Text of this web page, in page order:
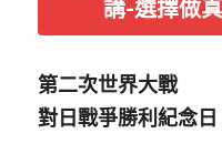
講-選擇做
第二次世界大戰
對日戰爭勝利紀念日